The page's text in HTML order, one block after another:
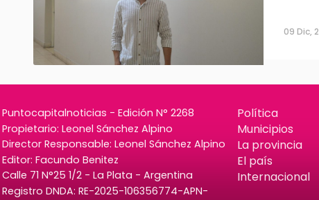
09 Dic,
Puntocapitalnoticias - Edición N° 2268
Propietario: Leonel Sánchez Alpino
Director Responsable: Leonel Sánchez Alpino
Editor: Facundo Benitez
Calle 71 N°25 1/2 - La Plata - Argentina
Registro DNDA: RE-2025-106356774-APN-
Política
Municipios
La provincia
El país
Internacional